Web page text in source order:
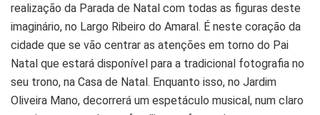
realização da Parada de Natal com todas as figuras deste
imaginário, no Largo Ribeiro do Amaral. É neste coração da
cidade que se vão centrar as atenções em torno do Pai
Natal que estará disponível para a tradicional fotografia no
seu trono, na Casa de Natal. Enquanto isso, no Jardim
Oliveira Mano, decorrerá um espetáculo musical, num claro